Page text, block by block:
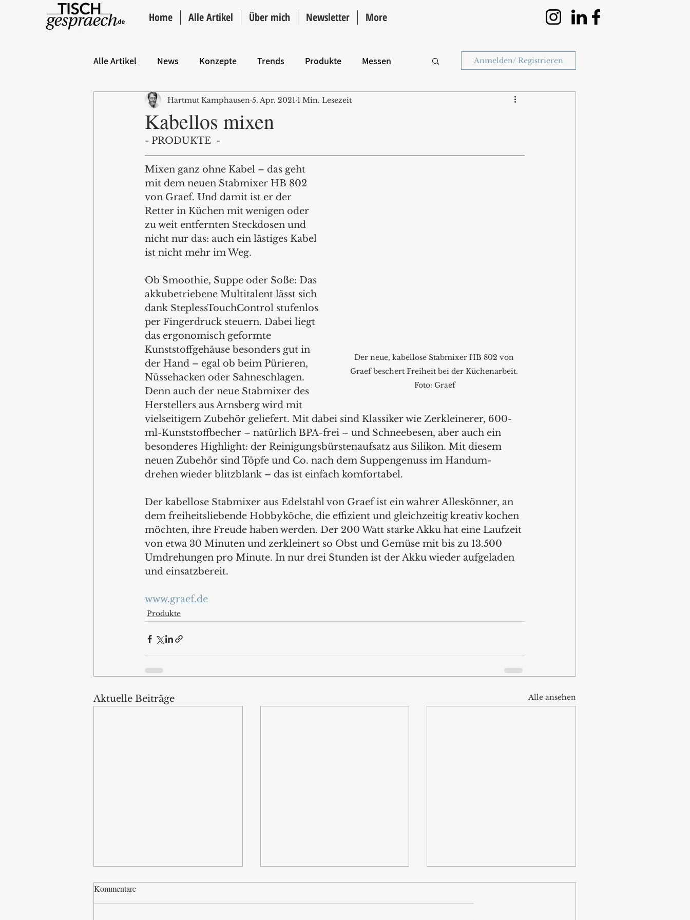
Home Alle Artikel Über mich Newsletter More
Alle Artikel News Konzepte Trends Produkte Messen
Hintergrund ANZEIGE Intro
Anmelden/ Registrieren
Kabellos mixen
Hartmut Kamphausen 5. Apr. 2021 1 Min. Lesezeit
- PRODUKTE  -
Der neue, kabellose Stabmixer HB 802 von
Graef beschert Freiheit bei der Küchenarbeit.
Foto: Graef
Mixen ganz ohne Kabel – das geht
mit dem neuen Stabmixer HB 802
von Graef. Und damit ist er der
Retter in Küchen mit wenigen oder
zu weit entfernten Steckdosen und
nicht nur das: auch ein lästiges Kabel
ist nicht mehr im Weg.
Ob Smoothie, Suppe oder Soße: Das
akkubetriebene Multitalent lässt sich
dank SteplessTouchControl stufenlos
per Fingerdruck steuern. Dabei liegt
das ergonomisch geformte
Kunststoffgehäuse besonders gut in
der Hand – egal ob beim Pürieren,
Nüssehacken oder Sahneschlagen.
Denn auch der neue Stabmixer des
Herstellers aus Arnsberg wird mit
vielseitigem Zubehör geliefert. Mit dabei sind Klassiker wie Zerkleinerer, 600-
ml-Kunststoffbecher – natürlich BPA-frei – und Schneebesen, aber auch ein
besonderes Highlight: der Reinigungsbürstenaufsatz aus Silikon. Mit diesem
neuen Zubehör sind Töpfe und Co. nach dem Suppengenuss im Handum-
drehen wieder blitzblank – das ist einfach komfortabel.
Der kabellose Stabmixer aus Edelstahl von Graef ist ein wahrer Alleskönner, an
dem freiheitsliebende Hobbyköche, die effizient und gleichzeitig kreativ kochen
möchten, ihre Freude haben werden. Der 200 Watt starke Akku hat eine Laufzeit
von etwa 30 Minuten und zerkleinert so Obst und Gemüse mit bis zu 13.500
Umdrehungen pro Minute. In nur drei Stunden ist der Akku wieder aufgeladen
und einsatzbereit.
www.graef.de
Produkte
Aktuelle Beiträge Alle ansehen
Kommentare